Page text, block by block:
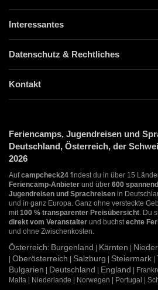
Interessantes
Datenschutz & Rechtliches
Kontakt
Feriencamps, Jugendreisen und
Deutschland, Österreich, der
2026
Aufcampcheck24 findest du in über 15
Feriencamp-Anbieter und über 600
Jugendreisen und Sprachreisen in
und in ganz Europa. Ganz ohne versteckte
mit100 % transparenter Preisübersicht. Du
direkt vom Veranstalter und buchstechte
und ohne Zwischenkosten.
Österreich: Burgenland Kärnten
Oberösterreich Salzburg Steiermark
Bulgarien
Deutschland England |
Malta | Niederlande | Norwegen | Portugal |